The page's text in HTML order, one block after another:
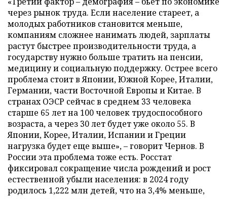
через рынок труда. Если население стареет, а
молодых работников становится меньше,
компаниям сложнее нанимать людей, зарплаты
растут быстрее производительности труда, а
государству нужно больше тратить на пенсии,
медицину и социальную поддержку. Острее всего
проблема стоит в Японии, Южной Корее, Италии,
Германии, части Восточной Европы и Китае. В
странах ОЭСР сейчас в среднем 33 человека
старше 65 лет на 100 человек трудоспособного
возраста, а через 30 лет будет уже около 55. В
Японии, Корее, Италии, Испании и Греции
нагрузка будет еще выше», – говорит Чернов. В
России эта проблема тоже есть. Росстат
фиксировал сокращение числа рождений и рост
естественной убыли населения: в 2024 году
родилось 1,222 млн детей, что на 3,4% меньше,